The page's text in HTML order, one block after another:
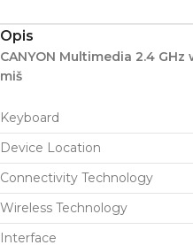
Opis
CANYON Multimedia 2.4
miš
Keyboard
Device Location
Connectivity Technology
Wireless Technology
Interface